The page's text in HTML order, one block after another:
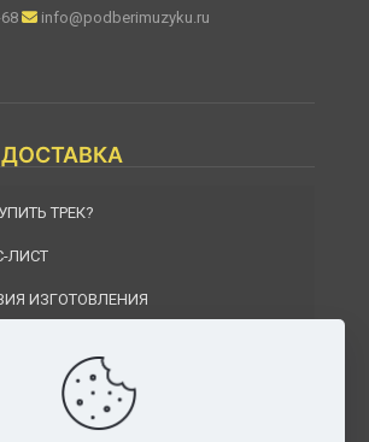
info@podberimuzyku.ru
ТРЕК?
ЛИСТ
ИЗГОТОВЛЕНИЯ
ВОЗВРАТА